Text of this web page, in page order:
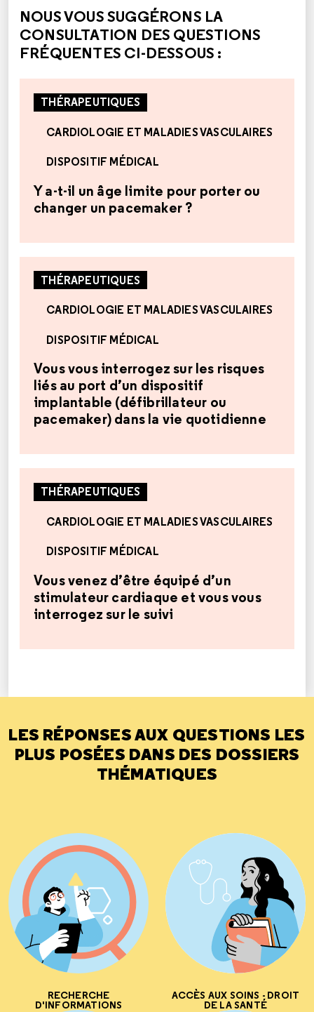
NOUS VOUS SUGGÉRONS LA
CONSULTATION DES QUESTIONS
FRÉQUENTES CI-DESSOUS :
THÉRAPEUTIQUES
CARDIOLOGIE ET MALADIES VASCULAIRES
DISPOSITIF MÉDICAL
Y a-t-il un âge limite pour porter ou
changer un pacemaker ?
THÉRAPEUTIQUES
CARDIOLOGIE ET MALADIES VASCULAIRES
DISPOSITIF MÉDICAL
Vous vous interrogez sur les risques
liés au port d’un dispositif
implantable (défibrillateur ou
pacemaker) dans la vie quotidienne
THÉRAPEUTIQUES
CARDIOLOGIE ET MALADIES VASCULAIRES
DISPOSITIF MÉDICAL
Vous venez d’être équipé d’un
stimulateur cardiaque et vous vous
interrogez sur le suivi
LES RÉPONSES AUX QUESTIONS LES
PLUS POSÉES DANS DES DOSSIERS
THÉMATIQUES
RECHERCHE
D'INFORMATIONS
ACCÈS AUX SOINS - DROIT
DE LA SANTÉ